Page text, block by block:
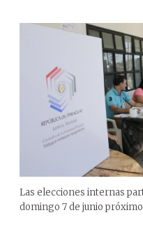
Las elecciones internas
domingo 7 de junio